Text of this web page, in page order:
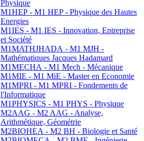
Physique
M1HEP - M1 HEP - Physique des Hautes
Energies
M1IES - M1 IES - Innovation, Entreprise
et Société
M1MATHJHADA - M1 MJH -
Mathématiques Jacques Hadamard
M1MECHA - M1 Mech - Mécanique
M1MIE - M1 MiE - Master en Economie
M1MPRI - M1 MPRI - Fondements de
l'Informatique
M1PHYSICS - M1 PHYS - Physique
M2AAG - M2 AAG - Analyse,
Arithmétique, Géométrie
M2BIOHEA - M2 BH - Biologie et Santé